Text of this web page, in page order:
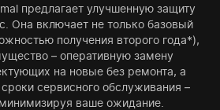
предлагает улучшенную защиту
Она включает не только базовый
получения второго года*),
– оперативную замену
на новые без ремонта, а
сервисного обслуживания –
ваше ожидание.